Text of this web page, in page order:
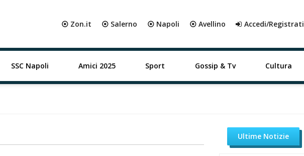
⦿ Zon.it ⦿ Salerno ⦿ Napoli ⦿ Avellino Accedi/Registrati
SSC Napoli Amici 2025 Sport Gossip & Tv Cultura
Ultime Notizie